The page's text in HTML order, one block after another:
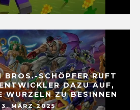
BROS.-SCHÖPFER RUFT
DAZU AUF,
WURZELN ZU BESINNEN
MÄRZ 2025